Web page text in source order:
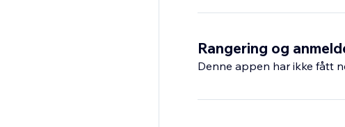
Install today and launch
Rangering og
Denne appen har ikke fått